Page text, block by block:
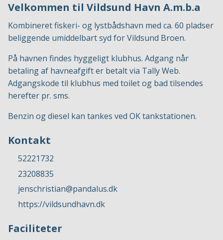
Velkommen til Vildsund Havn A.m.b.a
Kombineret fiskeri- og lystbådshavn med ca. 60 pladser
beliggende umiddelbart syd for Vildsund Broen.
På havnen findes hyggeligt klubhus. Adgang når
betaling af havneafgift er betalt via Tally Web.
Adgangskode til klubhus med toilet og bad tilsendes
herefter pr. sms.
Benzin og diesel kan tankes ved OK tankstationen.
Kontakt
52221732
23208835
jenschristian@pandalus.dk
https://vildsundhavn.dk
Faciliteter